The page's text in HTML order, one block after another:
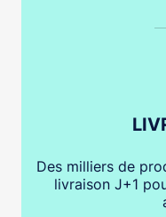
Des milliers de
livraison J+1